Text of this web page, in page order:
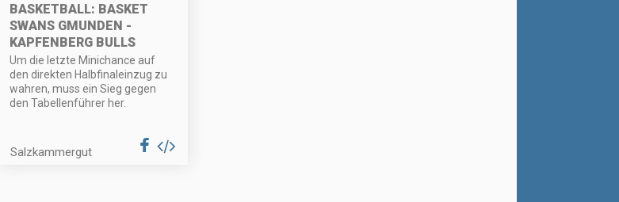
BASKETBALL: BASKET
SWANS GMUNDEN -
KAPFENBERG BULLS
Um die letzte Minichance auf
den direkten Halbfinaleinzug zu
wahren, muss ein Sieg gegen
den Tabellenführer her.
Salzkammergut